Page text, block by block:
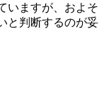
いますが、およそ
と判断するのが妥